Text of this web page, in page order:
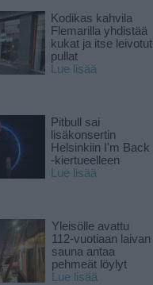
Kodikas kahvila
Flemarilla yhdistää
kukat ja itse leivotut
pullat
Lue lisää
Pitbull sai
lisäkonsertin
Helsinkiin I'm Back
-kiertueelleen
Lue lisää
Yleisölle avattu
112-vuotiaan laivan
sauna antaa
pehmeät löylyt
Lue lisää